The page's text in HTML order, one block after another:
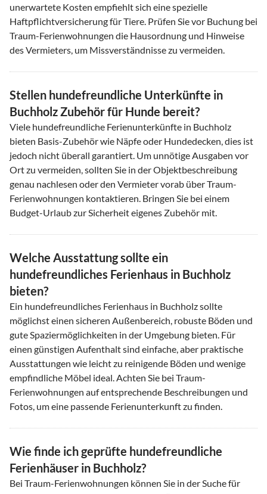
unerwartete Kosten empfiehlt sich eine spezielle
Haftpflichtversicherung für Tiere. Prüfen Sie vor Buchung bei
Traum-Ferienwohnungen die Hausordnung und Hinweise
des Vermieters, um Missverständnisse zu vermeiden.
Stellen hundefreundliche Unterkünfte in
Buchholz Zubehör für Hunde bereit?
Viele hundefreundliche Ferienunterkünfte in Buchholz
bieten Basis-Zubehör wie Näpfe oder Hundedecken, dies ist
jedoch nicht überall garantiert. Um unnötige Ausgaben vor
Ort zu vermeiden, sollten Sie in der Objektbeschreibung
genau nachlesen oder den Vermieter vorab über Traum-
Ferienwohnungen kontaktieren. Bringen Sie bei einem
Budget-Urlaub zur Sicherheit eigenes Zubehör mit.
Welche Ausstattung sollte ein
hundefreundliches Ferienhaus in Buchholz
bieten?
Ein hundefreundliches Ferienhaus in Buchholz sollte
möglichst einen sicheren Außenbereich, robuste Böden und
gute Spaziermöglichkeiten in der Umgebung bieten. Für
einen günstigen Aufenthalt sind einfache, aber praktische
Ausstattungen wie leicht zu reinigende Böden und wenige
empfindliche Möbel ideal. Achten Sie bei Traum-
Ferienwohnungen auf entsprechende Beschreibungen und
Fotos, um eine passende Ferienunterkunft zu finden.
Wie finde ich geprüfte hundefreundliche
Ferienhäuser in Buchholz?
Bei Traum-Ferienwohnungen können Sie in der Suche für